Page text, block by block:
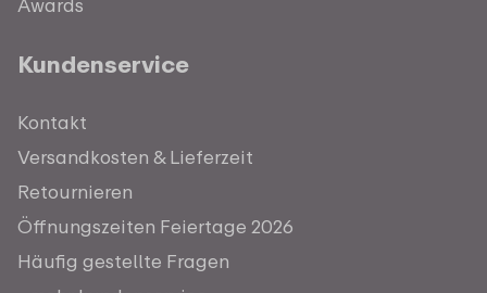
Kundenservice
Kontakt
Versandkosten & Lieferzeit
Retournieren
Öffnungszeiten Feiertage 2026
Häufig gestellte Fragen